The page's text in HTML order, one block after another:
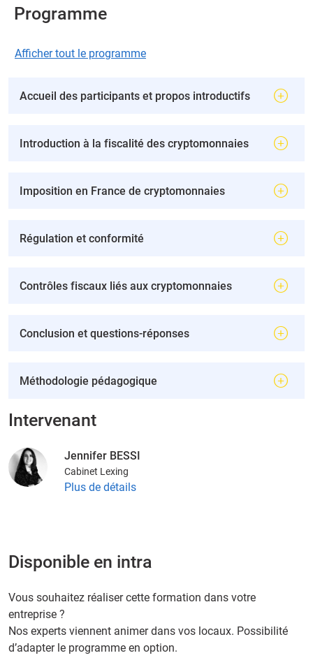
Programme
Afficher tout le programme
Accueil des participants et propos introductifs
Introduction à la fiscalité des cryptomonnaies
Imposition en France de cryptomonnaies
Régulation et conformité
Contrôles fiscaux liés aux cryptomonnaies
Conclusion et questions-réponses
Méthodologie pédagogique
Intervenant
Jennifer BESSI
Cabinet Lexing
Plus de détails
Disponible en intra
Vous souhaitez réaliser cette formation dans votre
entreprise ?
Nos experts viennent animer dans vos locaux. Possibilité
d’adapter le programme en option.